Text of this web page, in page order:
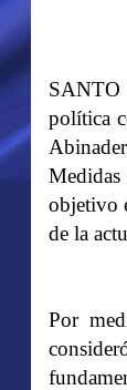
política
objetivo
de la
Por